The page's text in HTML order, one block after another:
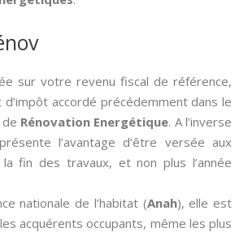
sur votre revenu fiscal de référence,
accordé précédemment dans le
Rénovation Energétique. A l’inverse
l’avantage d’être versée aux
fin des travaux, et non plus l’année
nationale de l’habitat (Anah), elle est
acquérents occupants, même les plus